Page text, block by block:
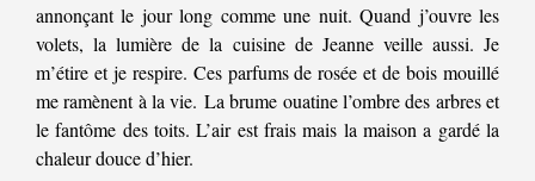
annonçant le jour long comme une nuit. Quand j’ouvre les
volets, la lumière de la cuisine de Jeanne veille aussi. Je
m’étire et je respire. Ces parfums de rosée et de bois mouillé
me ramènent à la vie. La brume ouatine l’ombre des arbres et
le fantôme des toits. L’air est frais mais la maison a gardé la
chaleur douce d’hier.